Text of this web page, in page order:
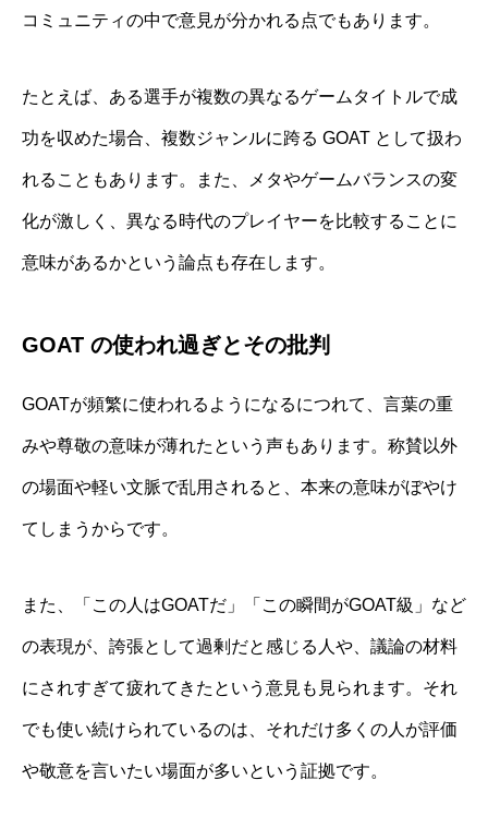
コミュニティの中で意見が分かれる点でもあります。
たとえば、ある選手が複数の異なるゲームタイトルで成
功を収めた場合、複数ジャンルに跨る GOAT として扱わ
れることもあります。また、メタやゲームバランスの変
化が激しく、異なる時代のプレイヤーを比較することに
意味があるかという論点も存在します。
GOAT の使われ過ぎとその批判
GOATが頻繁に使われるようになるにつれて、言葉の重
みや尊敬の意味が薄れたという声もあります。称賛以外
の場面や軽い文脈で乱用されると、本来の意味がぼやけ
てしまうからです。
また、「この人はGOATだ」「この瞬間がGOAT級」など
の表現が、誇張として過剰だと感じる人や、議論の材料
にされすぎて疲れてきたという意見も見られます。それ
でも使い続けられているのは、それだけ多くの人が評価
や敬意を言いたい場面が多いという証拠です。